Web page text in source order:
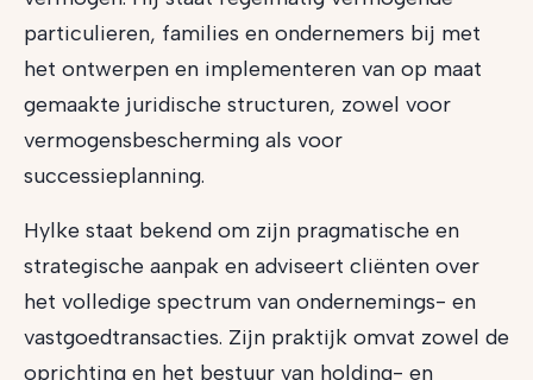
particulieren, families en ondernemers bij met
het ontwerpen en implementeren van op maat
gemaakte juridische structuren, zowel voor
vermogensbescherming als voor
successieplanning.
Hylke staat bekend om zijn pragmatische en
strategische aanpak en adviseert cliënten over
het volledige spectrum van ondernemings- en
vastgoedtransacties. Zijn praktijk omvat zowel de
oprichting en het bestuur van holding- en